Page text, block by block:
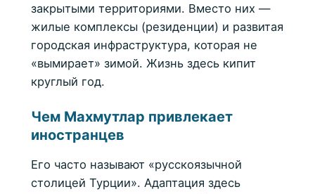
закрытыми территориями. Вместо них —
жилые комплексы (резиденции) и развитая
городская инфраструктура, которая не
«вымирает» зимой. Жизнь здесь кипит
круглый год.
Чем Махмутлар привлекает
иностранцев
Его часто называют «русскоязычной
столицей Турции». Адаптация здесь